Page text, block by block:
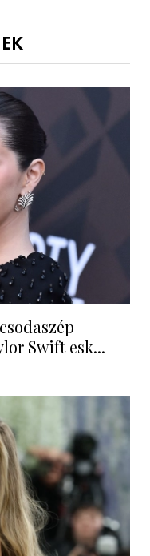
Swift esk...